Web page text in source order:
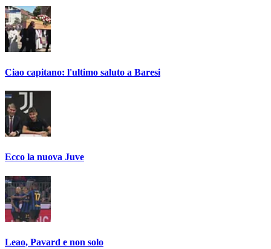
Ciao capitano: l'ultimo saluto a Baresi
Ecco la nuova Juve
Leao, Pavard e non solo